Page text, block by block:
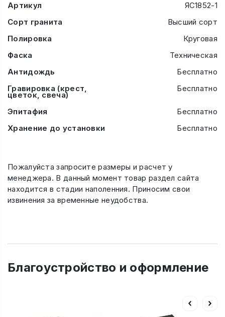
Артикул
ЯС1852-1
Сорт гранита
Высший сорт
Полировка
Круговая
Фаска
Техническая
Антидождь
Бесплатно
Гравировка (крест,
цветок, свеча)
Бесплатно
Эпитафия
Бесплатно
Хранение до установки
Бесплатно
Пожалуйста запросите размеры и расчет у
менеджера. В данный момент товар раздел сайта
находится в стадии наполенния. Приносим свои
извинения за временные неудобства.
Благоустройство и оформление